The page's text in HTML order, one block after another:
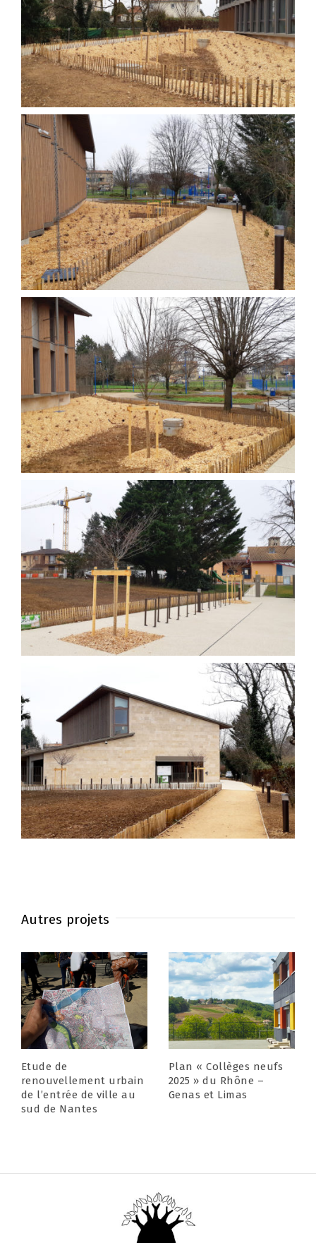
Autres projets
Etude de
renouvellement urbain
de l’entrée de ville au
sud de Nantes
Plan « Collèges neufs
2025 » du Rhône –
Genas et Limas